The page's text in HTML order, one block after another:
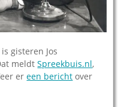
gisteren Jos
meldtSpreekbuis.nl,
ereen bericht over